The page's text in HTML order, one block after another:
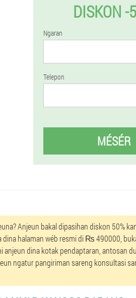
DISKON -
Ngaran
Telepon
MÉSÉR
Anjeun bakal dipasihan diskon 50%
dina halaman wéb resmi di ₨ 490000,
dina kotak pendaptaran, antosan
ngatur pangiriman sareng konsultasi